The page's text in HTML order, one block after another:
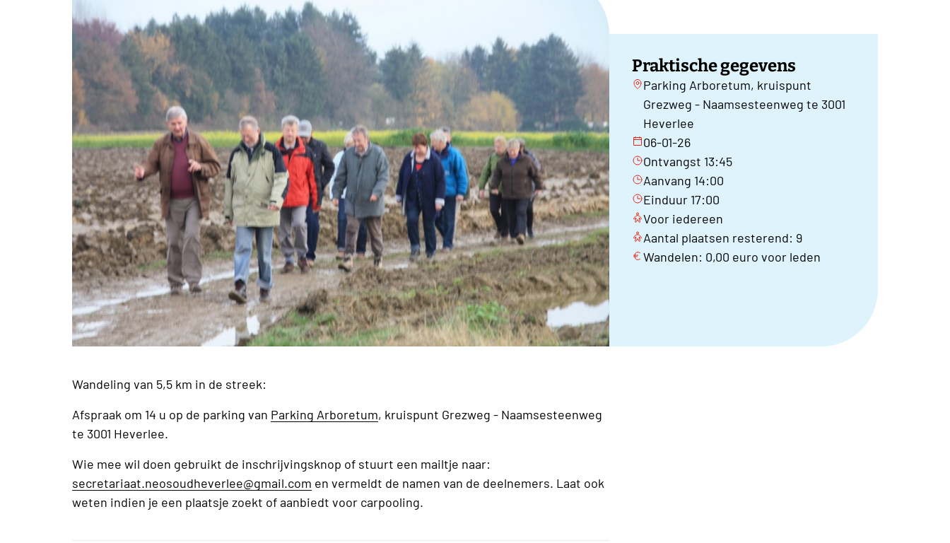
Praktische gegevens
Parking Arboretum, kruispunt
Grezweg - Naamsesteenweg te 3001
Heverlee
06-01-26
Ontvangst 13:45
Aanvang 14:00
Einduur 17:00
Voor iedereen
Aantal plaatsen resterend: 9
Wandelen: 0,00 euro voor leden
Wandeling van 5,5 km in de streek:
Afspraak om 14 u op de parking van Parking Arboretum, kruispunt Grezweg - Naamsesteenweg
te 3001 Heverlee.
Wie mee wil doen gebruikt de inschrijvingsknop of stuurt een mailtje naar:
secretariaat.neosoudheverlee@gmail.com en vermeldt de namen van de deelnemers. Laat ook
weten indien je een plaatsje zoekt of aanbiedt voor carpooling.